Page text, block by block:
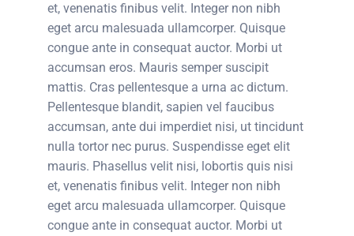
et, venenatis finibus velit. Integer non nibh
eget arcu malesuada ullamcorper. Quisque
congue ante in consequat auctor. Morbi ut
accumsan eros. Mauris semper suscipit
mattis. Cras pellentesque a urna ac dictum.
Pellentesque blandit, sapien vel faucibus
accumsan, ante dui imperdiet nisi, ut tincidunt
nulla tortor nec purus. Suspendisse eget elit
mauris. Phasellus velit nisi, lobortis quis nisi
et, venenatis finibus velit. Integer non nibh
eget arcu malesuada ullamcorper. Quisque
congue ante in consequat auctor. Morbi ut